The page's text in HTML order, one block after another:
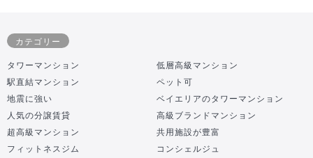
カテゴリー
タワーマンション
低層高級マンション
駅直結マンション
ペット可
地震に強い
ベイエリアのタワーマンション
人気の分譲賃貸
高級ブランドマンション
超高級マンション
共用施設が豊富
フィットネスジム
コンシェルジュ